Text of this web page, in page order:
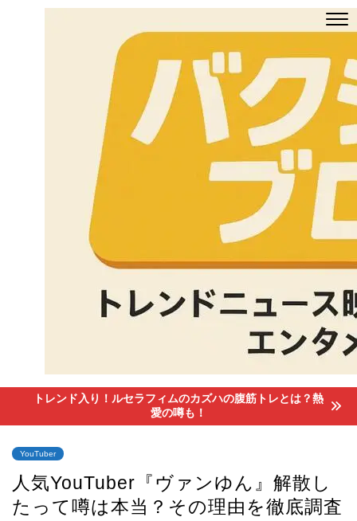
トレンド入り！ルセラフィムのカズハの腹筋トレとは？熱
愛の噂も！
YouTuber
人気YouTuber『ヴァンゆん』解散し
たって噂は本当？その理由を徹底調査